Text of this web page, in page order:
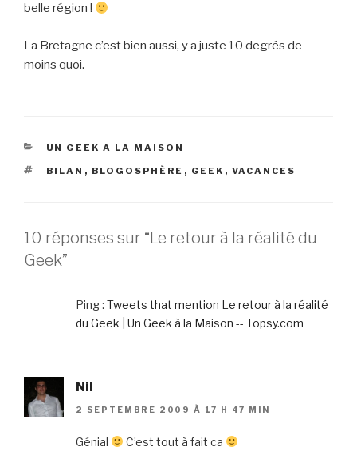
belle région !
La Bretagne c’est bien aussi, y a juste 10 degrés de
moins quoi.
CATÉGORIES
UN GEEK A LA MAISON
ÉTIQUETTES
BILAN , BLOGOSPHÈRE , GEEK , VACANCES
10 réponses sur “Le retour à la réalité du
Geek”
Ping : Tweets that mention Le retour à la réalité
du Geek | Un Geek à la Maison -- Topsy.com
Nil
2 SEPTEMBRE 2009 À 17 H 47 MIN
Génial C’est tout à fait ca